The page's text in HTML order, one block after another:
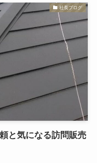
社長ブログ
と気になる訪問販売